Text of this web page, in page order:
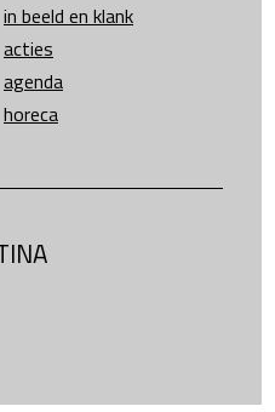
in beeld en klank
acties
agenda
horeca